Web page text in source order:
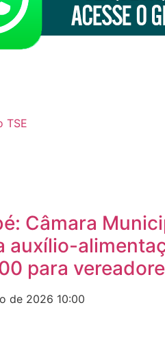
TSE
Câmara
auxílio-
para
de 2026 10:00